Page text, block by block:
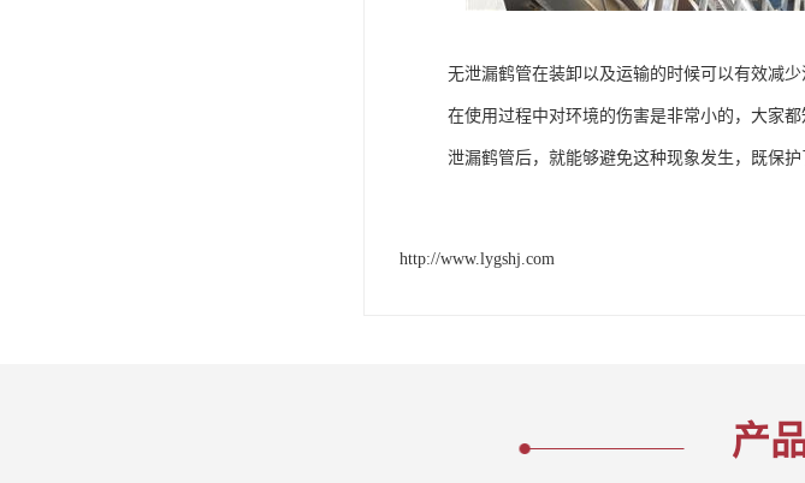
无泄漏鹤管在装卸以及运输的时候可以有效减
在使用过程中对环境的伤害是非常小的，大家
泄漏鹤管后，就能够避免这种现象发生，既保护
http://www.lygshj.com
产